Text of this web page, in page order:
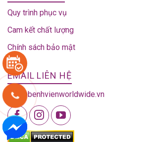
Quy trình phục vụ
Cam kết chất lượng
Chính sách bảo mật
EMAIL LIÊN HỆ
info@benhvienworldwide.vn